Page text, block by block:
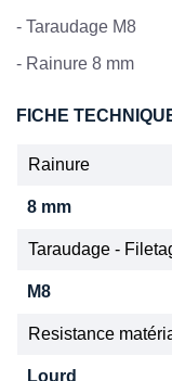
- Taraudage M8
- Rainure 8 mm
FICHE
Rainure
8 mm
Taraudage -
M8
Resistance
Lourd